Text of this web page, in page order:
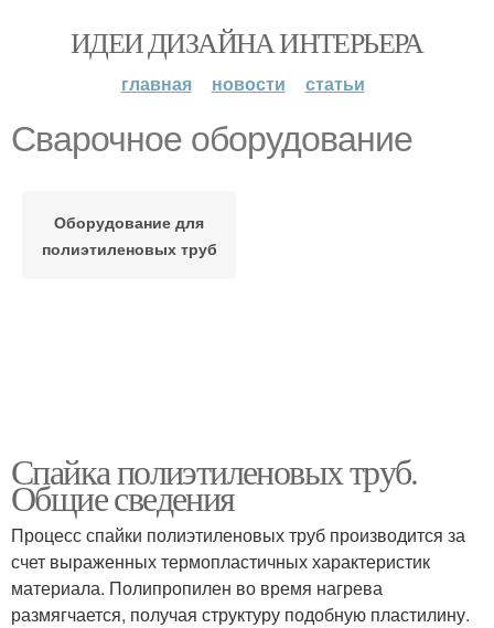
ИДЕИ ДИЗАЙНА ИНТЕРЬЕРА
главная новости статьи
Сварочное оборудование
Оборудование для
полиэтиленовых труб
Спайка полиэтиленовых труб.
Общие сведения
Процесс спайки полиэтиленовых труб производится за
счет выраженных термопластичных характеристик
материала. Полипропилен во время нагрева
размягчается, получая структуру подобную пластилину.